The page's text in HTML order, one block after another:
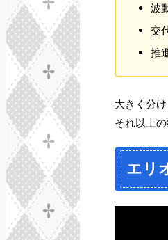
波
交
推
大きく分
それ以上
エリ